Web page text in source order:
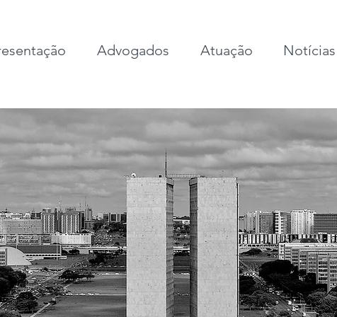
Advogados Atuação Notícias